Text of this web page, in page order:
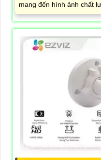
mang đến hình ảnh chất